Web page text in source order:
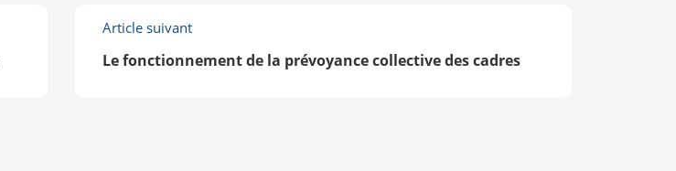
Article suivant
Le fonctionnement de la prévoyance collective des cadres